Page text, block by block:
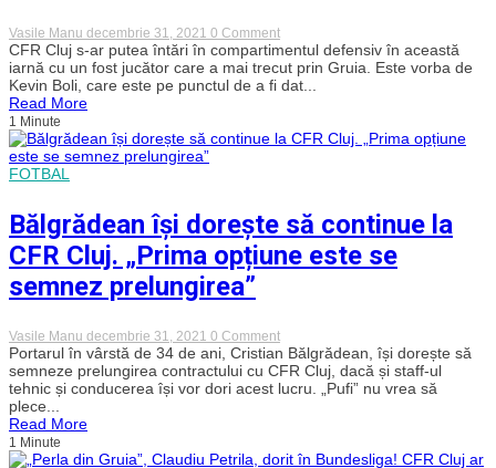
Vasile Manu decembrie 31, 2021 0 Commenton
Kevin
Boli
ar
putea
CFR
turcă
Samsunspor
vrea
să
CFR Cluj s-ar putea întări în compartimentul defensiv în această
iarnă cu un fost jucător care a mai trecut prin Gruia. Este vorba de
Kevin Boli, care este pe punctul de a fi dat...
Read More
1 Minute
FOTBAL
Bălgrădean își dorește să continue la
CFR Cluj. „Prima opțiune este se
semnez prelungirea”
Vasile Manu decembrie 31, 2021 0 Commenton
Bălgrădean
își
dorește
să
Cluj.
Portarul în vârstă de 34 de ani, Cristian Bălgrădean, își dorește să
semneze prelungirea contractului cu CFR Cluj, dacă și staff-ul
tehnic și conducerea își vor dori acest lucru. „Pufi” nu vrea să
plece...
Read More
1 Minute